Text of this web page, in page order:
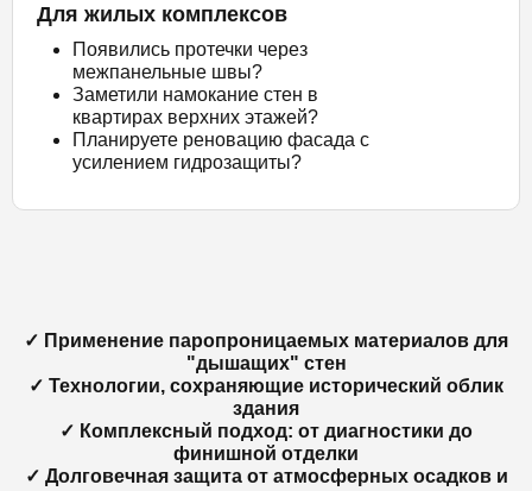
Для жилых комплексов
Появились протечки через
межпанельные швы?
Заметили намокание стен в
квартирах верхних этажей?
Планируете реновацию фасада с
усилением гидрозащиты?
✓ Применение паропроницаемых материалов для
"дышащих" стен
✓ Технологии, сохраняющие исторический облик
здания
✓ Комплексный подход: от диагностики до
финишной отделки
✓ Долговечная защита от атмосферных осадков и